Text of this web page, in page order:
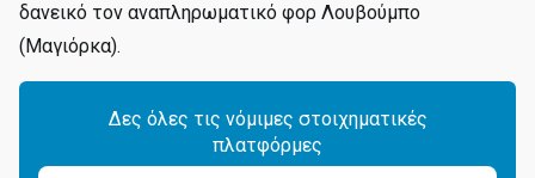
δανεικό τον αναπληρωματικό φορ Λουβούμπο
(Μαγιόρκα).
Δες όλες τις νόμιμες στοιχηματικές
πλατφόρμες